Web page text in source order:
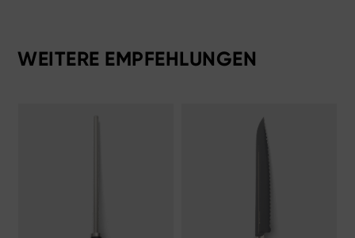
WEITERE EMPFEHLUNGEN